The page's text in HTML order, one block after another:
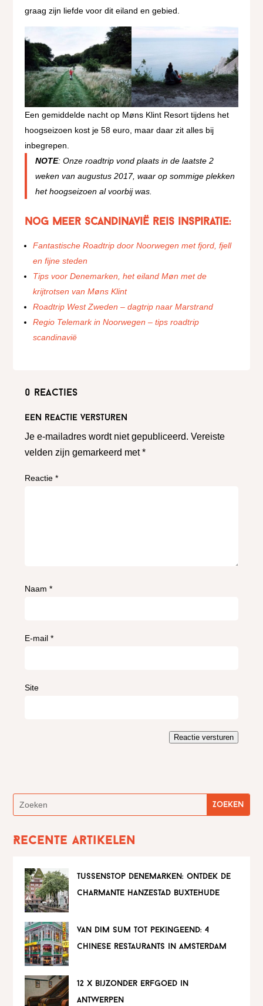
graag zijn liefde voor dit eiland en gebied.
Een gemiddelde nacht op Møns Klint Resort tijdens het
hoogseizoen kost je 58 euro, maar daar zit alles bij
inbegrepen.
NOTE: Onze roadtrip vond plaats in de laatste 2
weken van augustus 2017, waar op sommige plekken
het hoogseizoen al voorbij was.
Nog meer Scandinavië reis inspiratie:
Fantastische Roadtrip door Noorwegen met fjord, fjell
en fijne steden
Tips voor Denemarken, het eiland Møn met de
krijtrotsen van Møns Klint
Roadtrip West Zweden – dagtrip naar Marstrand
Regio Telemark in Noorwegen – tips roadtrip
scandinavië
0 reacties
Een reactie versturen
Je e-mailadres wordt niet gepubliceerd. Vereiste
velden zijn gemarkeerd met*
Reactie*
Naam*
E-mail*
Site
Reactie versturen
Recente artikelen
tussenstop denemarken: ontdek de
charmante hanzestad buxtehude
van dim sum tot pekingeend: 4
chinese restaurants in amsterdam
12 x bijzonder erfgoed in
antwerpen